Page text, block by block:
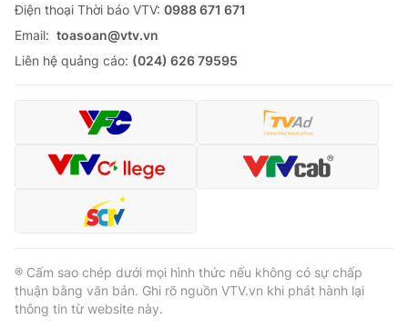
Ðiện thoại Thời báo VTV: 0988 671 671
Email: toasoan@vtv.vn
Liên hệ quảng cáo: (024) 626 79595
® Cấm sao chép dưới mọi hình thức nếu không có sự chấp
thuận bằng văn bản. Ghi rõ nguồn VTV.vn khi phát hành lại
thông tin từ website này.